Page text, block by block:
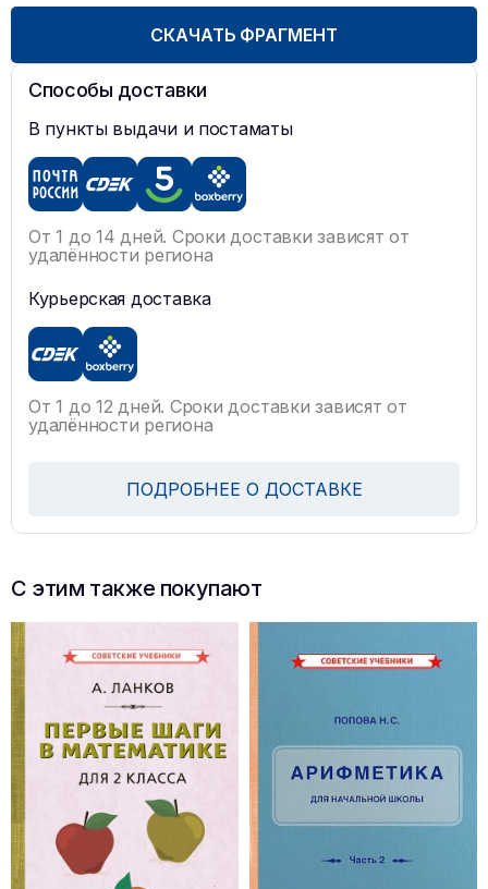
СКАЧАТЬ ФРАГМЕНТ
Способы доставки
В пункты выдачи и постаматы
От 1 до 14 дней. Сроки доставки зависят от
удалённости региона
Курьерская доставка
От 1 до 12 дней. Сроки доставки зависят от
удалённости региона
ПОДРОБНЕЕ О ДОСТАВКЕ
С этим также покупают